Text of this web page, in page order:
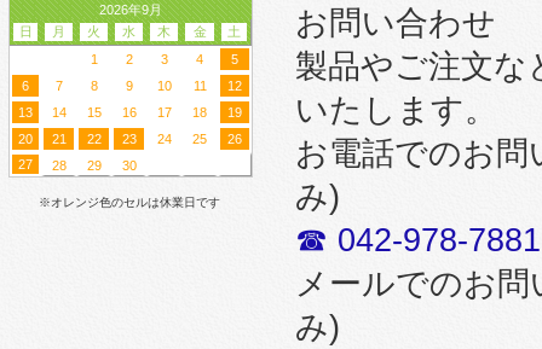
2026年9月
日
月 火 水 木 金
土
1
2 3 4
5
6
7 8 9 10 11
12
13
14 15 16 17 18
19
20
21 22 23 24 25
26
27
28 29 30
※オレンジ色のセルは休業日です
お問い合わせ
製品やご注文な
いたします。
お電話でのお
み)
☎ 042-978-7881
メールでのお
み)